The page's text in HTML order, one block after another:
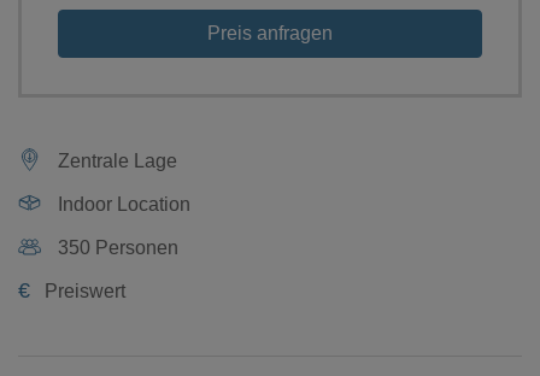
Preis anfragen
Zentrale Lage
Indoor Location
350 Personen
€ Preiswert